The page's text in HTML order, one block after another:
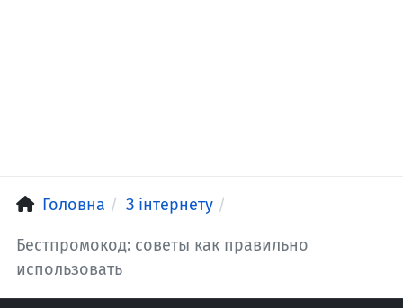
Головна З інтернету
Бестпромокод: советы как правильно
использовать